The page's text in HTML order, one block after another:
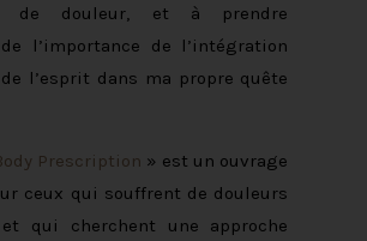
de douleur, et à prendre
l’importance de l’intégration
l’esprit dans ma propre quête
Prescription » est un ouvrage
ceux qui souffrent de douleurs
qui cherchent une approche